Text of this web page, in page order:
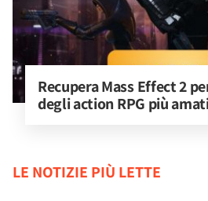
Recupera Mass Effect 2
degli action RPG più
LE NOTIZIE PIÙ LETTE